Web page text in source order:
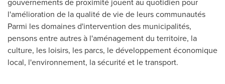
l'amélioration de la qualité de vie de leurs communautés
Parmi les domaines d'intervention des municipalités,
pensons entre autres à l'aménagement du territoire, la
culture, les loisirs, les parcs, le développement économique
local, l'environnement, la sécurité et le transport.